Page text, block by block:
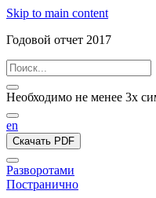
Skip to main content
Годовой отчет 2017
Необходимо не менее 3х
en
Скачать PDF
Разворотами
Постранично